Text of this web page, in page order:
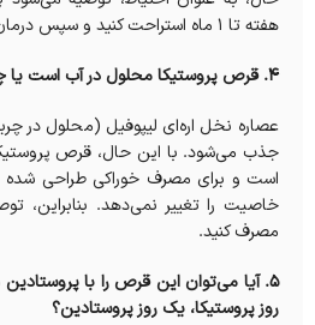
هفته تا ۱ ماه استراحت کنید و سپس درمان را از سر بگیرید.
۴. قرص پروستیکا محلول در آب است یا چربی؟
عصاره نخل اره‌ای لیپوفیل (محلول در
جذب می‌شود. با این حال، قرص
است و برای مصرف خوراکی طراحی
خاصیت را تغییر نمی‌دهد. بنابراین،
مصرف کنید.
۵. آیا می‌توان این قرص را با
روز پروستیکا، یک روز پروستادین؟